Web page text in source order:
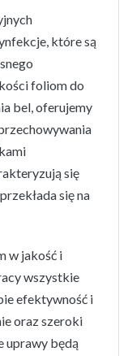
które są
foliom do
bel, oferujemy
się
się na
w jakość i
wszystkie
efektywność i
oraz szeroki
uprawy będą